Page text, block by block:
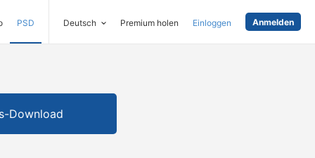
PSD Deutsch Premium holen Einloggen Anmelden
Download